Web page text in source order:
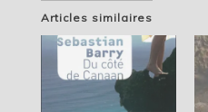
Articles similaires